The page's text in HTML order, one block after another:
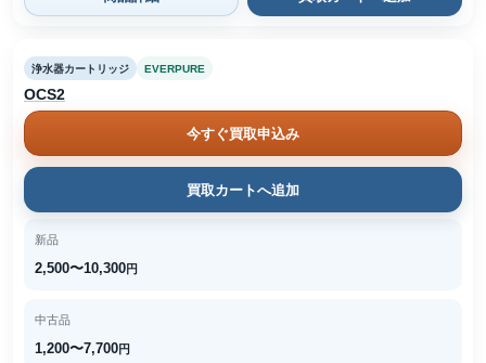
浄水器カートリッジ EVERPURE
OCS2
今すぐ買取申込み
買取カートへ追加
新品
2,500〜10,300円
中古品
1,200〜7,700円